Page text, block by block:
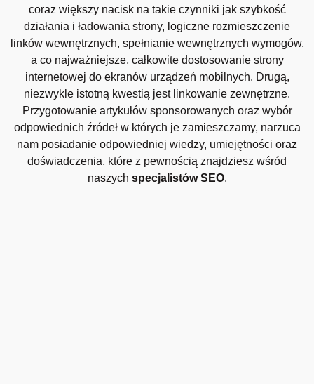
coraz większy nacisk na takie czynniki jak szybkość
działania i ładowania strony, logiczne rozmieszczenie
linków wewnętrznych, spełnianie wewnętrznych wymogów,
a co najważniejsze, całkowite dostosowanie strony
internetowej do ekranów urządzeń mobilnych. Drugą,
niezwykle istotną kwestią jest linkowanie zewnętrzne.
Przygotowanie artykułów sponsorowanych oraz wybór
odpowiednich źródeł w których je zamieszczamy, narzuca
nam posiadanie odpowiedniej wiedzy, umiejętności oraz
doświadczenia, które z pewnością znajdziesz wśród
naszych specjalistów SEO.